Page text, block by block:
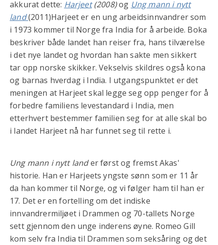
akkurat dette: Harjeet(2008)og Ung mann i nytt
land(2011)Harjeet er en ung arbeidsinnvandrer som
i 1973 kommer til Norge fra India for å arbeide. Boka
beskriver både landet han reiser fra, hans tilværelse
i det nye landet og hvordan han sakte men sikkert
tar opp norske skikker. Vekselvis skildres også kona
og barnas hverdag i India. I utgangspunktet er det
meningen at Harjeet skal legge seg opp penger for å
forbedre familiens levestandard i India, men
etterhvert bestemmer familien seg for at alle skal bo
i landet Harjeet nå har funnet seg til rette i.
Ung mann i nytt lander først og fremst Akas'
historie. Han er Harjeets yngste sønn som er 11 år
da han kommer til Norge, og vi følger ham til han er
17. Det er en fortelling om det indiske
innvandrermiljøet i Drammen og 70-tallets Norge
sett gjennom den unge inderens øyne. Romeo Gill
kom selv fra India til Drammen som seksåring og det